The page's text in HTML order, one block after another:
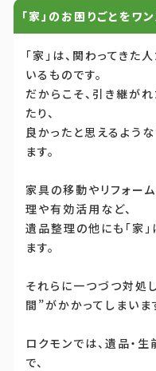
「家」のお困りごとをワ
「家」は、関わってきた
いるものです。
だからこそ、引き継が
たり、
良かったと思えるよう
ます。
家具の移動やリフォー
理や有効活用など、
遺品整理の他にも「家
ます。
それらに一つづつ対処
間”がかかってしまいま
ロクモンでは、遺品・
で、